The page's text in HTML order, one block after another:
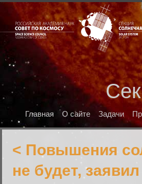
Главная О сайте Задачи
< Повышения
не будет,